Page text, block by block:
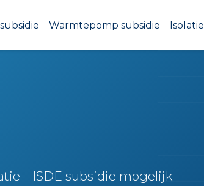
Warmtepomp subsidie
– ISDE subsidie mogelijk